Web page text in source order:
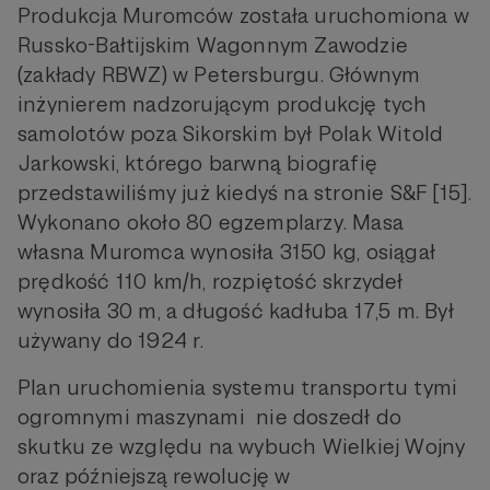
Produkcja Muromców została uruchomiona w
Russko-Bałtijskim Wagonnym Zawodzie
(zakłady RBWZ) w Petersburgu. Głównym
inżynierem nadzorującym produkcję tych
samolotów poza Sikorskim był Polak Witold
Jarkowski, którego barwną biografię
przedstawiliśmy już kiedyś na stronie S&F [15].
Wykonano około 80 egzemplarzy. Masa
własna Muromca wynosiła 3150 kg, osiągał
prędkość 110 km/h, rozpiętość skrzydeł
wynosiła 30 m, a długość kadłuba 17,5 m. Był
używany do 1924 r.
Plan uruchomienia systemu transportu tymi
ogromnymi maszynami nie doszedł do
skutku ze względu na wybuch Wielkiej Wojny
oraz późniejszą rewolucję w